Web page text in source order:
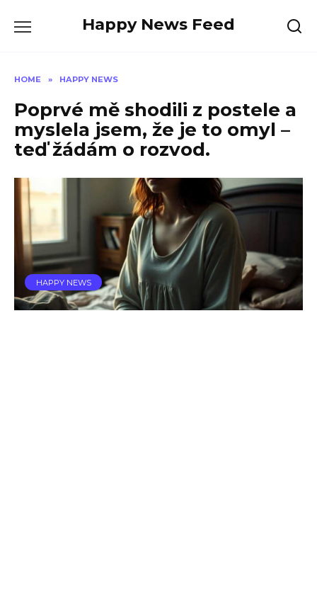
Happy News Feed
HOME » HAPPY NEWS
Poprvé mě shodili z postele a
myslela jsem, že je to omyl –
teď žádám o rozvod.
HAPPY NEWS